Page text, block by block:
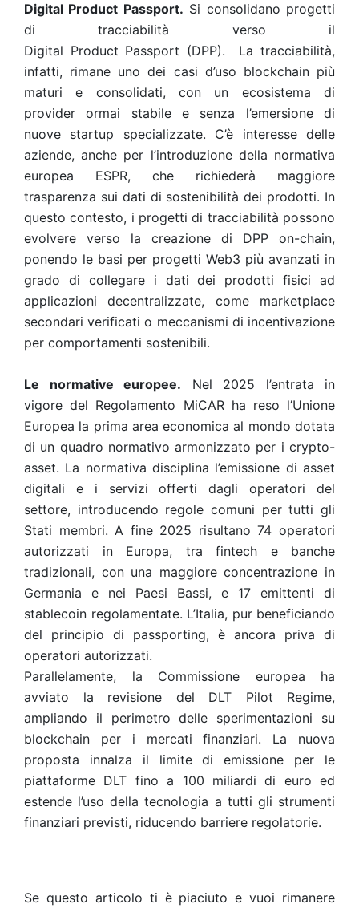
Digital Product Passport. Si consolidano progetti
di tracciabilità verso il
Digital Product Passport (DPP). La tracciabilità,
infatti, rimane uno dei casi d’uso blockchain più
maturi e consolidati, con un ecosistema di
provider ormai stabile e senza l’emersione di
nuove startup specializzate. C’è interesse delle
aziende, anche per l’introduzione della normativa
europea ESPR, che richiederà maggiore
trasparenza sui dati di sostenibilità dei prodotti. In
questo contesto, i progetti di tracciabilità possono
evolvere verso la creazione di DPP on-chain,
ponendo le basi per progetti Web3 più avanzati in
grado di collegare i dati dei prodotti fisici ad
applicazioni decentralizzate, come marketplace
secondari verificati o meccanismi di incentivazione
per comportamenti sostenibili.
Le normative europee. Nel 2025 l’entrata in
vigore del Regolamento MiCAR ha reso l’Unione
Europea la prima area economica al mondo dotata
di un quadro normativo armonizzato per i crypto-
asset. La normativa disciplina l’emissione di asset
digitali e i servizi offerti dagli operatori del
settore, introducendo regole comuni per tutti gli
Stati membri. A fine 2025 risultano 74 operatori
autorizzati in Europa, tra fintech e banche
tradizionali, con una maggiore concentrazione in
Germania e nei Paesi Bassi, e 17 emittenti di
stablecoin regolamentate. L’Italia, pur beneficiando
del principio di passporting, è ancora priva di
operatori autorizzati.
Parallelamente, la Commissione europea ha
avviato la revisione del DLT Pilot Regime,
ampliando il perimetro delle sperimentazioni su
blockchain per i mercati finanziari. La nuova
proposta innalza il limite di emissione per le
piattaforme DLT fino a 100 miliardi di euro ed
estende l’uso della tecnologia a tutti gli strumenti
finanziari previsti, riducendo barriere regolatorie.
Se questo articolo ti è piaciuto e vuoi rimanere